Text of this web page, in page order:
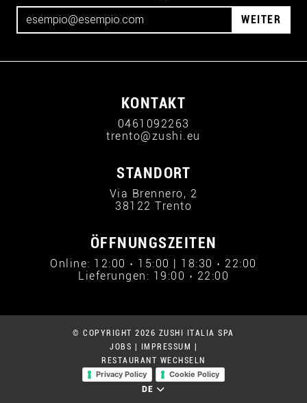
WEITER
KONTAKT
0461092263
trento@zushi.eu
STANDORT
Via Brennero, 2
38122 Trento
ÖFFNUNGSZEITEN
Online: 12:00 › 15:00 | 18:30 › 22:00
Lieferungen: 19:00 › 22:00
© COPYRIGHT 2026 ZUSHI ITALIA SPA
JOBS
IMPRESSUM
RESTAURANT WECHSELN
Privacy Policy
Cookie Policy
DE